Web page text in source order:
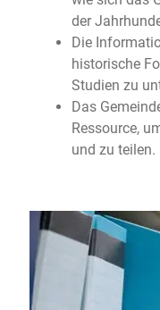
der
Die
historische
Studien zu
Das
Ressource,
und zu teilen.